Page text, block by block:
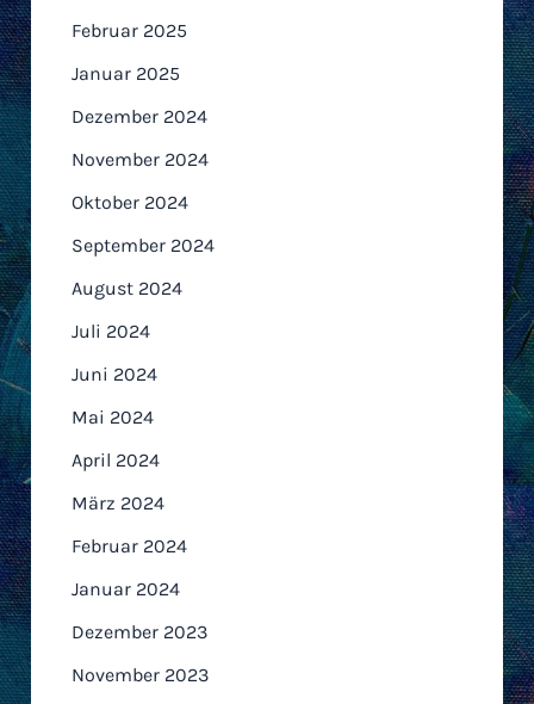
Februar 2025
Januar 2025
Dezember 2024
November 2024
Oktober 2024
September 2024
August 2024
Juli 2024
Juni 2024
Mai 2024
April 2024
März 2024
Februar 2024
Januar 2024
Dezember 2023
November 2023